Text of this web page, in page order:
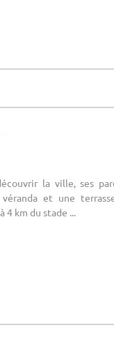
la ville, ses
et une
4 km du stade ...